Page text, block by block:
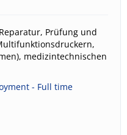
Prüfung und
medizintechnischen
- Full time